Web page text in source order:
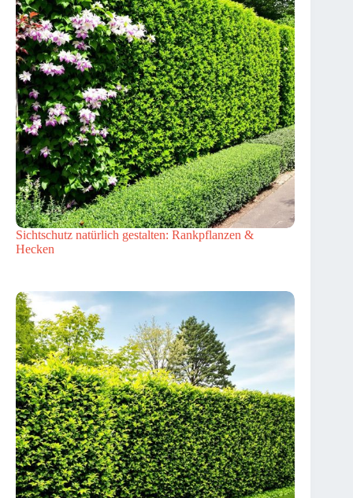
Sichtschutz natürlich gestalten: Rankpflanzen &
Hecken